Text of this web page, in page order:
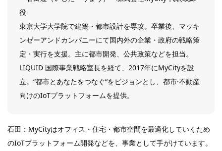
役
東京大学大学院で建築・都市設計を専攻。卒業後、マッキ
ンゼーアンドカンパニーにて国内外の企業・政府の戦略策
定・実行を支援。主に都市開発、公共政策などを担当。
LIQUID 国際事業戦略室長を経て、2017年にMyCityを設
立。“都市とあなたをつなぐ“をビジョンとし、都市·不動産
向けのIoTプラットフォームを提供。
石田：MyCityはオフィス・住宅・都市空間を最適化していくため
のIoTプラットフォーム開発などを、事業として手がけています。